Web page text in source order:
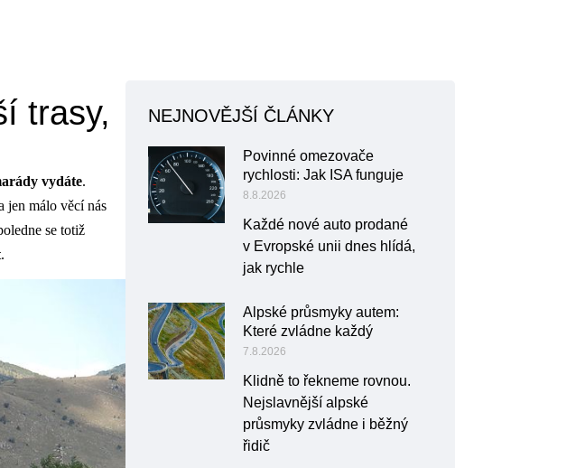
trasy,
vydáte.
jen málo věcí nás
se totiž
.
NEJNOVĚJŠÍ ČLÁNKY
Povinné omezovače
rychlosti: Jak ISA funguje
8.8.2026
Každé nové auto prodané
v Evropské unii dnes hlídá,
jak rychle
Alpské průsmyky autem:
Které zvládne každý
7.8.2026
Klidně to řekneme rovnou.
Nejslavnější alpské
průsmyky zvládne i běžný
řidič